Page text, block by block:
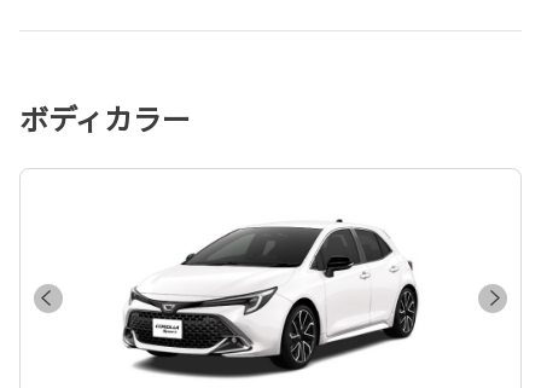
ボディカラー